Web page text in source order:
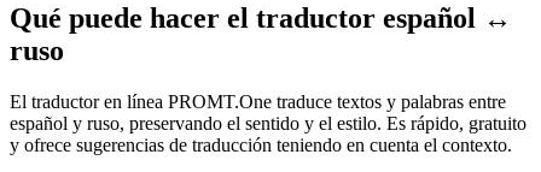
Qué puede hacer el traductor español ↔
ruso
El traductor en línea PROMT.One traduce textos y palabras entre
español y ruso, preservando el sentido y el estilo. Es rápido, gratuito
y ofrece sugerencias de traducción teniendo en cuenta el contexto.